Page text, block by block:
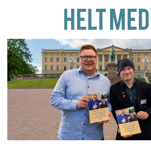
Skip to main content